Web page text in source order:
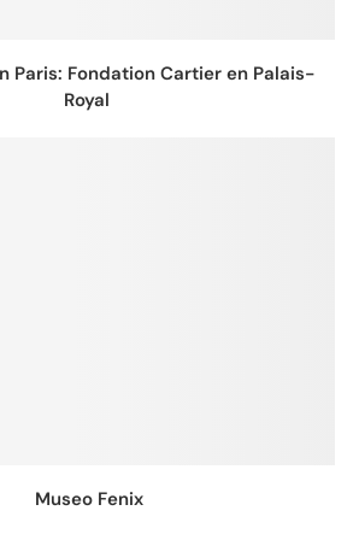
Paris: Fondation Cartier en Palais-
Royal
Museo Fenix